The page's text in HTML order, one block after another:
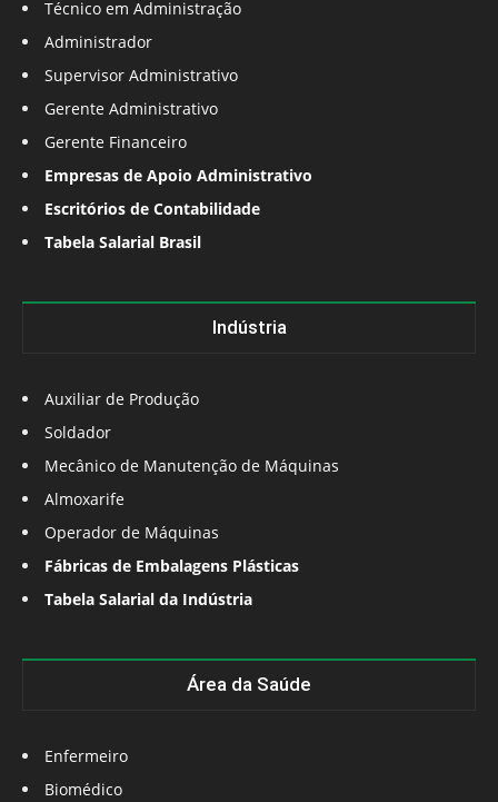
Técnico em Administração
Administrador
Supervisor Administrativo
Gerente Administrativo
Gerente Financeiro
Empresas de Apoio Administrativo
Escritórios de Contabilidade
Tabela Salarial Brasil
Indústria
Auxiliar de Produção
Soldador
Mecânico de Manutenção de Máquinas
Almoxarife
Operador de Máquinas
Fábricas de Embalagens Plásticas
Tabela Salarial da Indústria
Área da Saúde
Enfermeiro
Biomédico